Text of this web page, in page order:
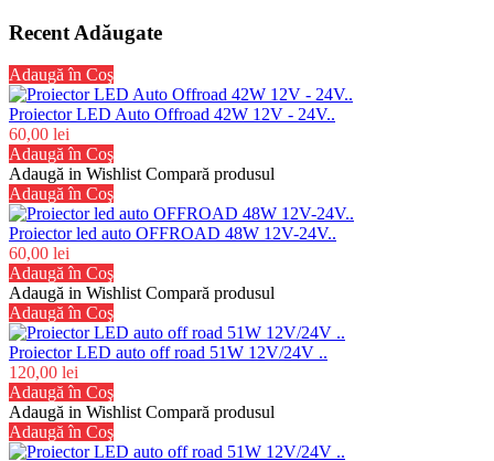
Recent Adăugate
Adaugă în Coş
Proiector LED Auto Offroad 42W 12V - 24V..
60,00 lei
Adaugă în Coş
Adaugă in Wishlist Compară produsul
Adaugă în Coş
Proiector led auto OFFROAD 48W 12V-24V..
60,00 lei
Adaugă în Coş
Adaugă in Wishlist Compară produsul
Adaugă în Coş
Proiector LED auto off road 51W 12V/24V ..
120,00 lei
Adaugă în Coş
Adaugă in Wishlist Compară produsul
Adaugă în Coş